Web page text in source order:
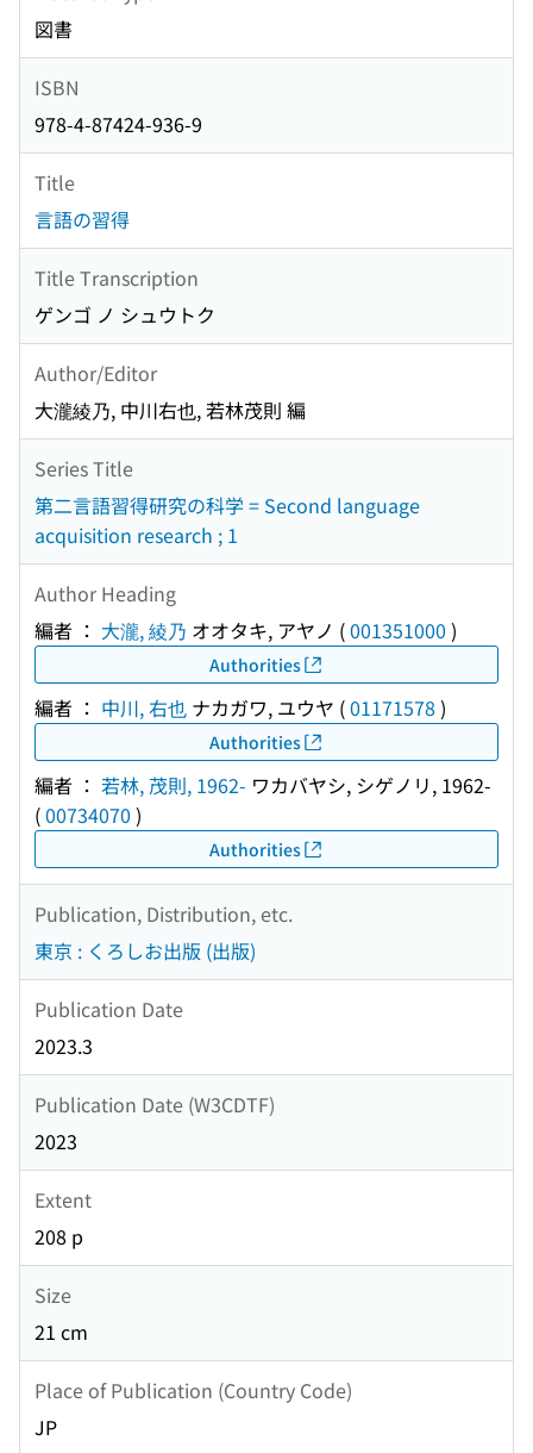
図書
ISBN
978-4-87424-936-9
Title
言語の習得
Title Transcription
ゲンゴ ノ シュウトク
Author/Editor
大瀧綾乃, 中川右也, 若林茂則 編
Series Title
第二言語習得研究の科学 = Second language
acquisition research ; 1
Author Heading
編者 ： 大瀧, 綾乃 オオタキ, アヤノ (001351000 )
Authorities
編者 ： 中川, 右也 ナカガワ, ユウヤ (01171578 )
Authorities
編者 ： 若林, 茂則, 1962- ワカバヤシ, シゲノリ, 1962-
(00734070 )
Authorities
Publication, Distribution, etc.
東京 : くろしお出版 (出版)
Publication Date
2023.3
Publication Date (W3CDTF)
2023
Extent
208 p
Size
21 cm
Place of Publication (Country Code)
JP